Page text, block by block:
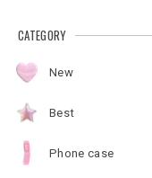
CATEGORY
New
Best
Phone case